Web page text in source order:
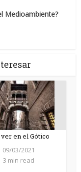
Medioambiente?
ver en el Gótico
09/03/2021
3 min read